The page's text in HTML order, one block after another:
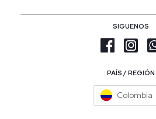
SIGUENOS
PAÍS / REGIÓN
Colombia